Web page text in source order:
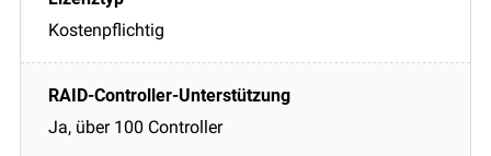
Kostenpflichtig
Ja, über 100 Controller